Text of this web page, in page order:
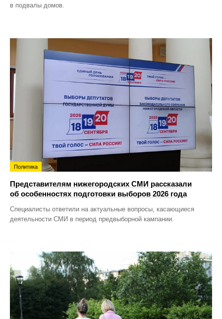
в подвалы домов.
Политика
Представителям нижегородских СМИ рассказали
об особенностях подготовки выборов 2026 года
Специалисты ответили на актуальные вопросы, касающиеся
деятельности СМИ в период предвыборной кампании.